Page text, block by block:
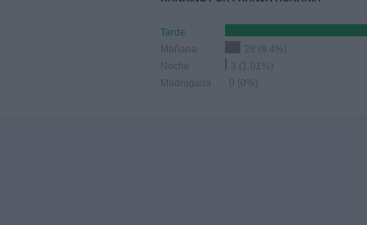
Tarde
Mañana
28 (9.4%)
Noche
3 (1.01%)
Madrugada
0 (0%)